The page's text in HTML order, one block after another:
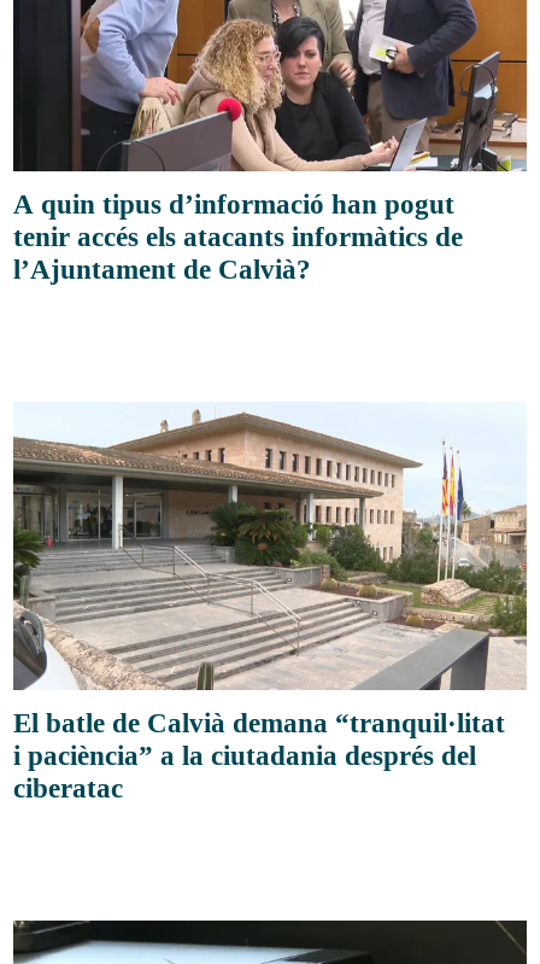
A quin tipus d’informació han pogut
tenir accés els atacants informàtics de
l’Ajuntament de Calvià?
El batle de Calvià demana “tranquil·litat
i paciència” a la ciutadania després del
ciberatac